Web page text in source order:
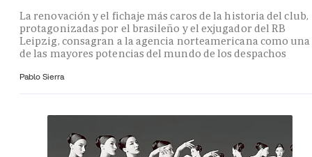
La renovación y el fichaje más caros de la historia del club,
protagonizadas por el brasileño y el exjugador del RB
Leipzig, consagran a la agencia norteamericana como una
de las mayores potencias del mundo de los despachos
Pablo Sierra